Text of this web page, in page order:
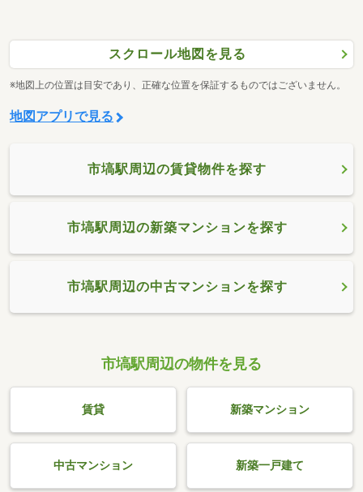
スクロール地図を見る
※地図上の位置は目安であり、正確な位置を保証するものではございません。
地図アプリで見る
市塙駅周辺の賃貸物件を探す
市塙駅周辺の新築マンションを探す
市塙駅周辺の中古マンションを探す
市塙駅周辺の物件を見る
賃貸 新築マンション
中古マンション 新築一戸建て